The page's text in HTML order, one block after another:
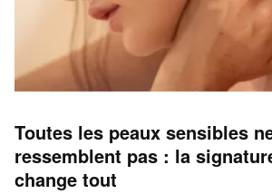
Toutes les peaux sensibles
ressemblent pas : la
change tout